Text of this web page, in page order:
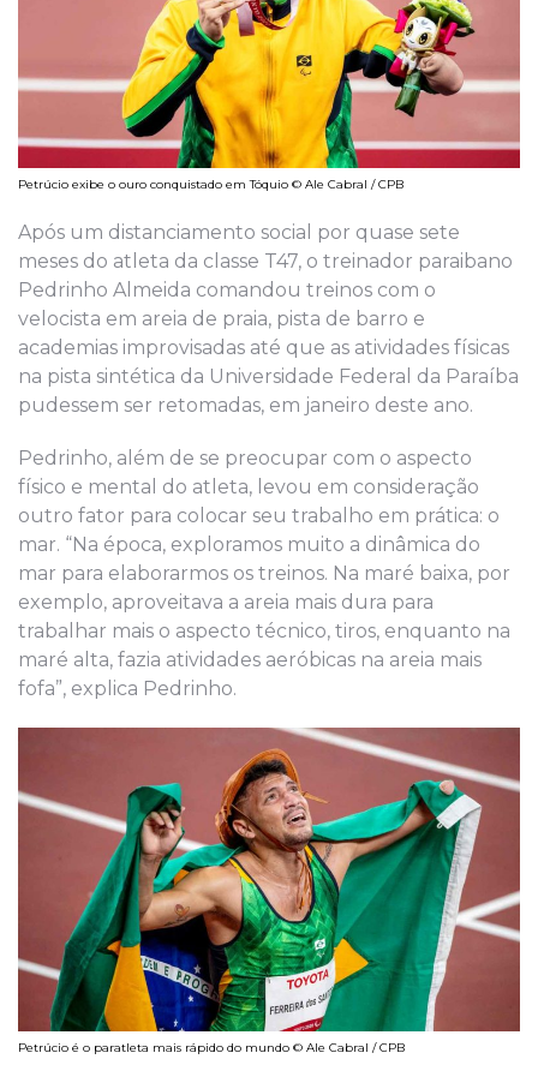
Petrúcio exibe o ouro conquistado em Tóquio © Ale Cabral / CPB
Após um distanciamento social por quase sete
meses do atleta da classe T47, o treinador paraibano
Pedrinho Almeida comandou treinos com o
velocista em areia de praia, pista de barro e
academias improvisadas até que as atividades físicas
na pista sintética da Universidade Federal da Paraíba
pudessem ser retomadas, em janeiro deste ano.
Pedrinho, além de se preocupar com o aspecto
físico e mental do atleta, levou em consideração
outro fator para colocar seu trabalho em prática: o
mar. “Na época, exploramos muito a dinâmica do
mar para elaborarmos os treinos. Na maré baixa, por
exemplo, aproveitava a areia mais dura para
trabalhar mais o aspecto técnico, tiros, enquanto na
maré alta, fazia atividades aeróbicas na areia mais
fofa”, explica Pedrinho.
Petrúcio é o paratleta mais rápido do mundo © Ale Cabral / CPB